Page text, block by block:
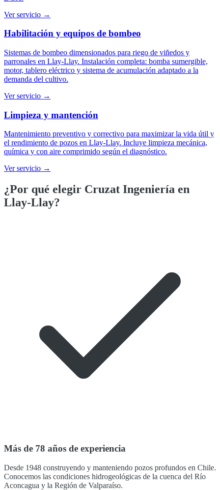
Ver servicio →
Habilitación y equipos de bombeo
Sistemas de bombeo dimensionados para riego de viñedos y
parronales en Llay-Llay. Instalación completa: bomba sumergible,
motor, tablero eléctrico y sistema de acumulación adaptado a la
demanda del cultivo.
Ver servicio →
Limpieza y mantención
Mantenimiento preventivo y correctivo para maximizar la vida útil y
el rendimiento de pozos en Llay-Llay. Incluye limpieza mecánica,
química y con aire comprimido según el diagnóstico.
Ver servicio →
¿Por qué elegir Cruzat Ingeniería en
Llay-Llay?
Más de 78 años de experiencia
Desde 1948 construyendo y manteniendo pozos profundos en Chile.
Conocemos las condiciones hidrogeológicas de la cuenca del Río
Aconcagua y la Región de Valparaíso.